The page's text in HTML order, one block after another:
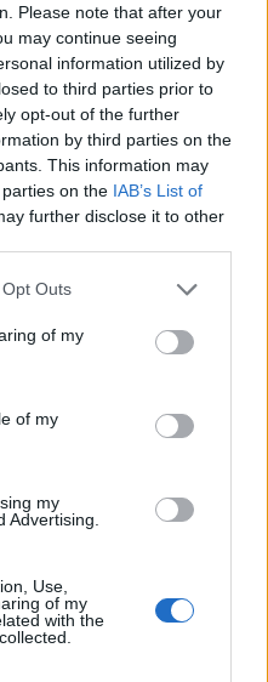
Please note that after your
may continue seeing
information utilized by
to third parties prior to
opt-out of the further
by third parties on the
This information may
on the IAB’s List of
further disclose it to other
uses one or more Google
You may click to
and its third-party tags to
purposes in below Google
Outs
of my
of my
my
Advertising.
Use,
of my
with the